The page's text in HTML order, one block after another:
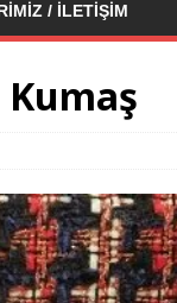
/ İLETIŞIM